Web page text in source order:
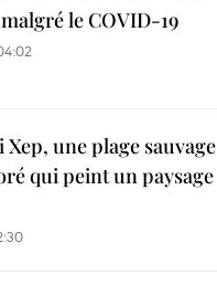
le COVID-19
Xep, une plage sauvage
qui peint un paysage